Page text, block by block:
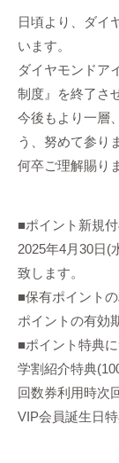
日頃より、ダイ
います。
ダイヤモンドア
制度』を終了さ
今後もより一層
う、努めて参り
何卒ご理解賜り
■ポイント新規
2025年4月30日(
致します。
■保有ポイント
ポイントの有効
■ポイント特典
学割紹介特典
回数券利用時次
VIP会員誕生日